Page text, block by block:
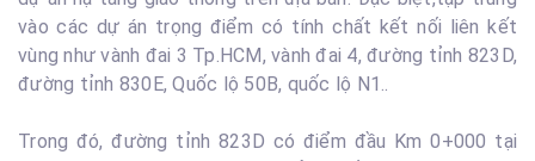
vào các dự án trọng điểm có tính chất kết nối liên kết
vùng như vành đai 3 Tp.HCM, vành đai 4, đường tỉnh 823D,
đường tỉnh 830E, Quốc lộ 50B, quốc lộ N1..
Trong đó, đường tỉnh 823D có điểm đầu Km 0+000 tại